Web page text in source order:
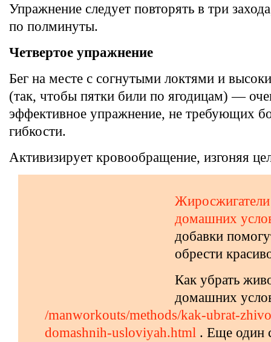
Упражнение следует повторять в три
по полминуты.
Четвертое упражнение
Бег на месте с согнутыми локтями и
(так, чтобы пятки били по ягодицам) —
эффективное упражнение, не требующих
гибкости.
Активизирует кровообращение, изгоняя
домашних
добавки
обрести
Как убрать
домашних
/manworkouts/methods/kak-ubrat-
domashnih-usloviyah.html . Еще один